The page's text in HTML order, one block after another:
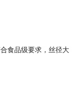
食品级要求，丝径大